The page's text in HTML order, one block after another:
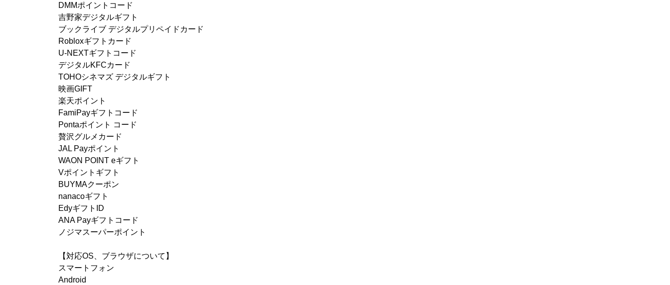
DMMポイントコード
吉野家デジタルギフト
ブックライブ デジタルプリペイドカード
Robloxギフトカード
U-NEXTギフトコード
デジタルKFCカード
TOHOシネマズ デジタルギフト
映画GIFT
楽天ポイント
FamiPayギフトコード
Pontaポイント コード
贅沢グルメカード
JAL Payポイント
WAON POINT eギフト
Vポイントギフト
BUYMAクーポン
nanacoギフト
EdyギフトID
ANA Payギフトコード
ノジマスーパーポイント
【対応OS、ブラウザについて】
スマートフォン
Android